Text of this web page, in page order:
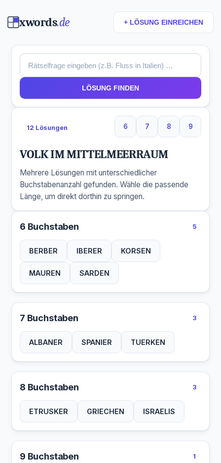
xwords.de + LÖSUNG EINREICHEN
LÖSUNG FINDEN
12 Lösungen 6
6 Buchstaben
7
7 Buchstaben
8
8 Buchstaben
9
9
VOLK IM MITTELMEERRAUM
Mehrere Lösungen mit unterschiedlicher
Buchstabenanzahl gefunden. Wähle die passende
Länge, um direkt dorthin zu springen.
6 Buchstaben 5
BERBER IBERER KORSEN
MAUREN SARDEN
7 Buchstaben 3
ALBANER SPANIER TUERKEN
8 Buchstaben 3
ETRUSKER GRIECHEN ISRAELIS
9 Buchstaben 1